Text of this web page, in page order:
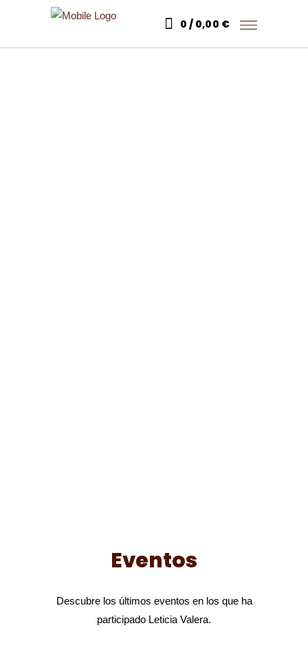
0 0,00 €
Eventos
Descubre los últimos eventos en los que ha
participado Leticia Valera.